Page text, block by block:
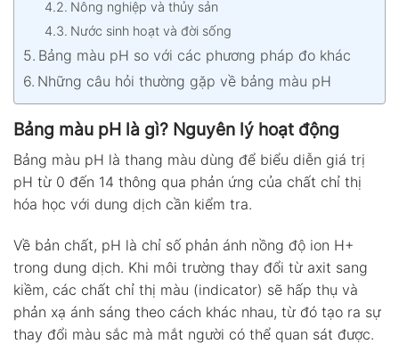
Nông nghiệp và thủy sản
Nước sinh hoạt và đời sống
Bảng màu pH so với các phương pháp đo khác
Những câu hỏi thường gặp về bảng màu pH
Bảng màu pH là gì? Nguyên lý hoạt động
Bảng màu pH là thang màu dùng để biểu diễn giá trị
pH từ 0 đến 14 thông qua phản ứng của chất chỉ thị
hóa học với dung dịch cần kiểm tra.
Về bản chất, pH là chỉ số phản ánh nồng độ ion H+
trong dung dịch. Khi môi trường thay đổi từ axit sang
kiềm, các chất chỉ thị màu (indicator) sẽ hấp thụ và
phản xạ ánh sáng theo cách khác nhau, từ đó tạo ra sự
thay đổi màu sắc mà mắt người có thể quan sát được.